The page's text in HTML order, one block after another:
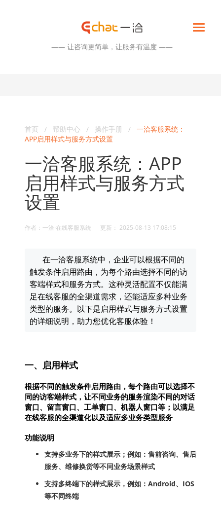
—— 让咨询更简单，让服务有温度 ——
首页 / 帮助中心 / 操作手册 / 一洽客服系统：
APP启用样式与服务方式设置
一洽客服系统：APP
启用样式与服务方式
设置
作者：一洽·在线客服系统 更新： 2025-08-13 17:08:15
在一洽客服系统中，企业可以根据不同的
触发条件启用路由，为每个路由选择不同的访
客端样式和服务方式。这种灵活配置不仅能满
足在线客服的全渠道需求，还能适应多种业务
类型的服务。以下是启用样式与服务方式设置
的详细说明，助力您优化客服体验！
一、启用样式
根据不同的触发条件启用路由，每个路由可以选择不
同的访客端样式，让不同业务的服务渲染不同的对话
窗口、留言窗口、工单窗口、机器人窗口等；以满足
在线客服的全渠道化以及适应多业务类型服务
功能说明
支持多业务下的样式展示；例如：售前咨询、售后
服务、维修换货等不同业务场景样式
支持多终端下的样式展示，例如：Android、IOS
等不同终端